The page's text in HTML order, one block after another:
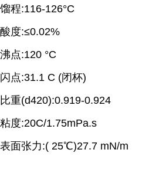
馏程:116-126°C
酸度:≤0.02%
沸点:120 °C
闪点:31.1 C (闭杯)
比重(d420):0.919-0.924
粘度:20C/1.75mPa.s
表面张力:( 25℃)27.7 mN/m